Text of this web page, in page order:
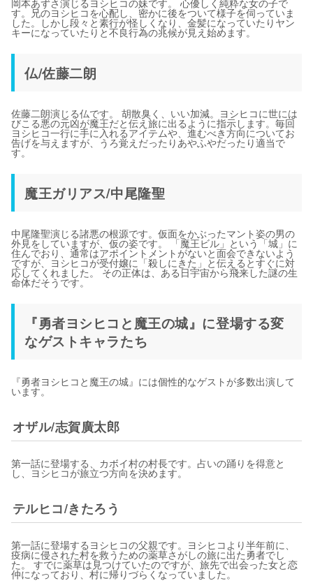
す。兄のヨシヒコを心配し、密かに後をついて様子を伺っていま
した。しかし段々と素行が怪しくなり、金髪になっていたりヤン
キーになっていたりと不良行為の兆候が見え始めます。
仏/佐藤二朗
佐藤二朗演じる仏です。 胡散臭く、いい加減。ヨシヒコに世には
びこる悪の元凶が魔王だと伝え旅に出るように指示します。毎回
ヨシヒコ一行に手に入れるアイテムや、進むべき方向についてお
告げを与えますが、うろ覚えだったりあやふやだったり適当で
す。
魔王ガリアス/中尾隆聖
中尾隆聖演じる諸悪の根源です。仮面をかぶったマント姿の男の
外見をしていますが、仮の姿です。 「魔王ビル」という「城」に
住んでおり、通常はアポイントメントがないと面会できないよう
ですが、ヨシヒコが受付嬢に「殺しにきた」と伝えるとすぐに対
応してくれました。 その正体は、ある日宇宙から飛来した謎の生
命体だそうです。
『勇者ヨシヒコと魔王の城』に登場する変
なゲストキャラたち
『勇者ヨシヒコと魔王の城』には個性的なゲストが多数出演して
います。
オザル/志賀廣太郎
第一話に登場する、カボイ村の村長です。占いの踊りを得意と
し、ヨシヒコが旅立つ方向を決めます。
テルヒコ/きたろう
第一話に登場するヨシヒコの父親です。ヨシヒコより半年前に、
疫病に侵された村を救うための薬草さがしの旅に出た勇者でし
た。 すでに薬草は見つけていたのですが、旅先で出会った女と恋
仲になっており、村に帰りづらくなっていました。